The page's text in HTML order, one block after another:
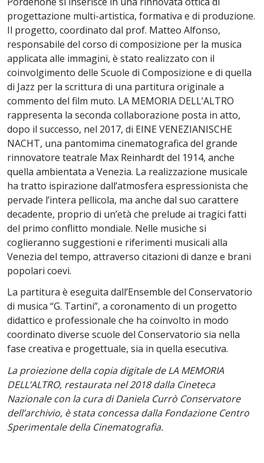
progettazione multi-artistica, formativa e di produzione.
Il progetto, coordinato dal prof. Matteo Alfonso,
responsabile del corso di composizione per la musica
applicata alle immagini, è stato realizzato con il
coinvolgimento delle Scuole di Composizione e di quella
di Jazz per la scrittura di una partitura originale a
commento del film muto. LA MEMORIA DELL’ALTRO
rappresenta la seconda collaborazione posta in atto,
dopo il successo, nel 2017, di EINE VENEZIANISCHE
NACHT, una pantomima cinematografica del grande
rinnovatore teatrale Max Reinhardt del 1914, anche
quella ambientata a Venezia. La realizzazione musicale
ha tratto ispirazione dall’atmosfera espressionista che
pervade l’intera pellicola, ma anche dal suo carattere
decadente, proprio di un’età che prelude ai tragici fatti
del primo conflitto mondiale. Nelle musiche si
coglieranno suggestioni e riferimenti musicali alla
Venezia del tempo, attraverso citazioni di danze e brani
popolari coevi.
La partitura è eseguita dall’Ensemble del Conservatorio
di musica “G. Tartini”, a coronamento di un progetto
didattico e professionale che ha coinvolto in modo
coordinato diverse scuole del Conservatorio sia nella
fase creativa e progettuale, sia in quella esecutiva.
La proiezione della copia digitale de LA MEMORIA
DELL’ALTRO, restaurata nel 2018 dalla Cineteca
Nazionale con la cura di Daniela Currò Conservatore
dell’archivio, è stata concessa dalla Fondazione Centro
Sperimentale della Cinematografia.